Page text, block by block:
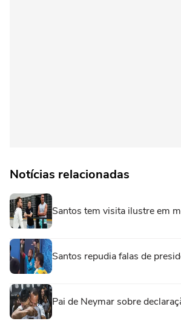
Notícias relacionadas
Santos tem visita ilustre em
Santos repudia falas de
Pai de Neymar sobre